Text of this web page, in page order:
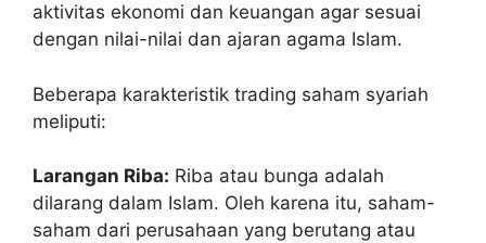
aktivitas ekonomi dan keuangan agar sesuai
dengan nilai-nilai dan ajaran agama Islam.
Beberapa karakteristik trading saham syariah
meliputi:
Larangan Riba: Riba atau bunga adalah
dilarang dalam Islam. Oleh karena itu, saham-
saham dari perusahaan yang berutang atau